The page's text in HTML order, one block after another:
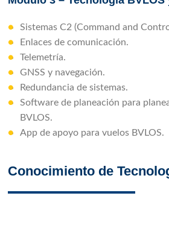
Sistemas C2 (Command and
Enlaces de comunicación.
Telemetría.
GNSS y navegación.
Redundancia de sistemas.
Software de planeación para
BVLOS.
App de apoyo para vuelos BVLOS.
Conocimiento de